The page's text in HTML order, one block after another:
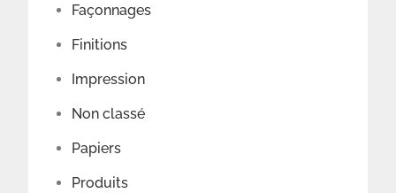
Façonnages
Finitions
Impression
Non classé
Papiers
Produits